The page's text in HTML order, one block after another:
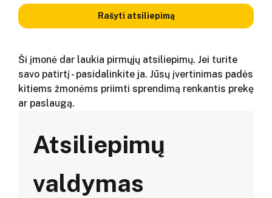
Rašyti atsiliepimą
Ši įmonė dar laukia pirmųjų atsiliepimų. Jei turite
savo patirtį - pasidalinkite ja. Jūsų įvertinimas padės
kitiems žmonėms priimti sprendimą renkantis prekę
ar paslaugą.
Atsiliepimų
valdymas